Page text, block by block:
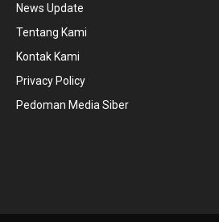
News Update
Tentang Kami
Kontak Kami
Privacy Policy
Pedoman Media Siber